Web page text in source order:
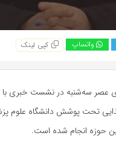
واتساپ کپی لینک
عصر سه‌شنبه در نشست خبری با